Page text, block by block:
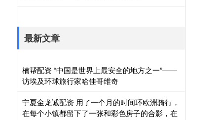
最新文章
楠帮配资 “中国是世界上最安全的地方之一”——
访埃及环球旅行家哈佳哥维奇
宁夏金龙诚配资 用了一个月的时间环欧洲骑行，
在每个小镇都留下了一张和彩色房子的合影，在